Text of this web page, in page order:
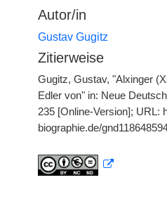
Autor/in
Gustav Gugitz
Zitierweise
Gugitz, Gustav, "Alxinger
Edler von" in: Neue
235 [Online-Version]; URL:
biographie.de/